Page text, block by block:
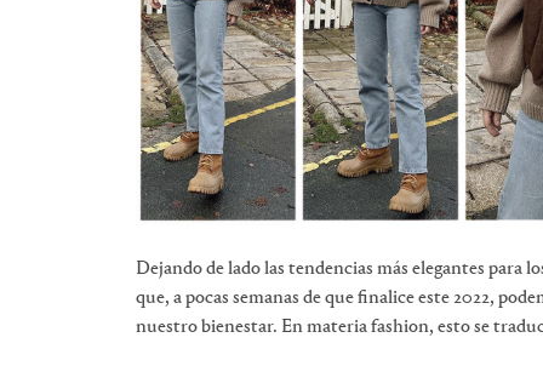
Dejando de lado las tendencias más elegantes para
que, a pocas semanas de que finalice este 2022,
nuestro bienestar. En materia fashion, esto se